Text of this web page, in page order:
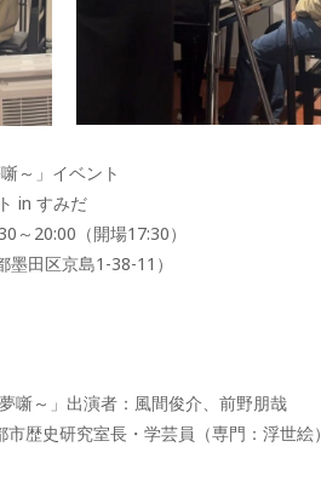
～」イベント
in すみだ
～20:00（開場17:30）
田区京島1-38-11）
噺～」出演者：風間俊介、前野朋哉
歴史研究室長・学芸員（専門：浮世絵）